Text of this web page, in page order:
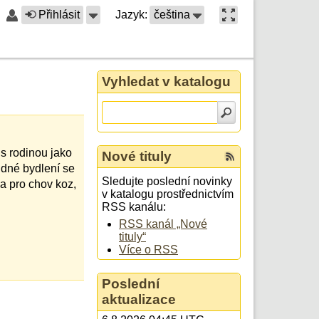
Přihlásit Jazyk: čeština
rodinou jako
bydlení se
pro chov koz,
Vyhledat v katalogu
Nové tituly
Sledujte poslední novinky
v katalogu prostřednictvím
RSS kanálu:
RSS kanál „Nové
tituly“
Více o RSS
Poslední
aktualizace